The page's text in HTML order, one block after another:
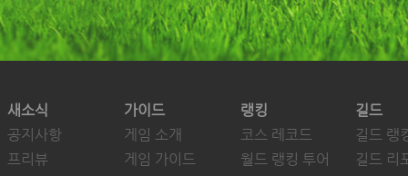
새소식
공지사항
프리뷰
가이드
게임 소개
게임 가이드
랭킹
코스 레코드
월드 랭킹 투어
길드
길드 랭
길드 리